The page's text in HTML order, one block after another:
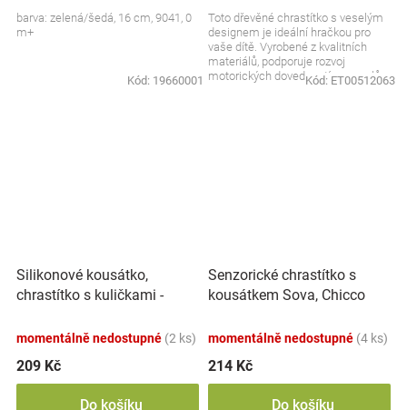
barva: zelená/šedá, 16 cm, 9041, 0
m+
Kód: 19660001
Toto dřevěné chrastítko s veselým
designem je ideální hračkou pro
vaše dítě. Vyrobené z kvalitních
materiálů, podporuje rozvoj
motorických dovedností a smyslů,
Kód: ET00512063
Silikonové kousátko,
chrastítko s kuličkami -
momentálně nedostupné (2 ks)
209 Kč
Do košíku
Senzorické chrastítko s
kousátkem Sova, Chicco
momentálně nedostupné (4 ks)
214 Kč
Do košíku